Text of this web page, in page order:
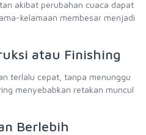
akibat perubahan cuaca dapat
kelamaan membesar menjadi
atau Finishing
terlalu cepat, tanpa menunggu
menyebabkan retakan muncul
Berlebih